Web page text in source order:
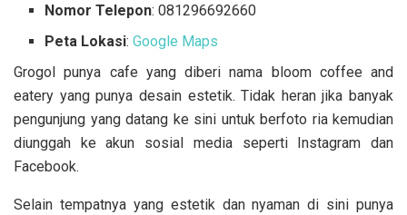
Nomor Telepon: 081296692660
Peta Lokasi:Google Maps
Grogol punya cafe yang diberi nama bloom coffee and
eatery yang punya desain estetik. Tidak heran jika banyak
pengunjung yang datang ke sini untuk berfoto ria kemudian
diunggah ke akun sosial media seperti Instagram dan
Facebook.
Selain tempatnya yang estetik dan nyaman di sini punya